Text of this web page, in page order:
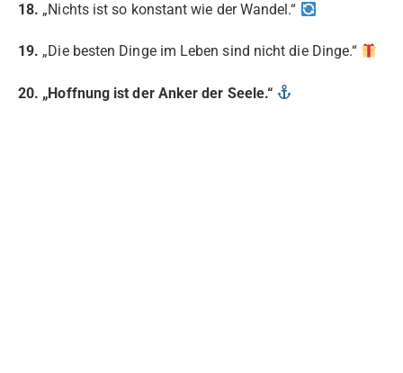
18. „Nichts ist so konstant wie der Wandel.“
19. „Die besten Dinge im Leben sind nicht die Dinge.“
20. „Hoffnung ist der Anker der Seele.“